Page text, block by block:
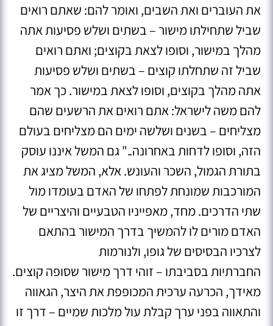
את העוברים ואת השבים, ואומר להם: שאתם רואים
שביל שתחילתו מישור – בשתים ושלש פסיעות אתה
מהלך במישור, וסופו לצאת בקוצים; ואתם רואים
שביל זה שתחלתו קוצים – בשתים ושלש פסיעות
אתה מהלך בקוצים, וסופו לצאת במישור. כך אמר
להם משה לישראל: אתם רואים את הרשעים שהם
מצליחים – בשנים ושלשה ימים הם מצליחים בעולם
הזה, וסופו לדחות באחרונה.." גם המשל איננו עוסק
בתורת הגמול, השכר והעונש. אלא, המשל מציג את
המורכבות שמונחת לפתחו של האדם בעומדו מול
שתי הדרכים. מחד, מאפייניו הטבעיים והיצריים של
האדם מורים לו להמשיך בדרך המישור בהתאם
לצרכיו הבסיסים של גופו, ולנורמות
החברתיות בסביבתו – זוהי דרך מישור שסופה קוצים.
מאידך, הכרעה ערכית המכופפת את היצר, הגאווה
והתאווה בפני ערך קבלת עול מלכות שמיים – דרך זו